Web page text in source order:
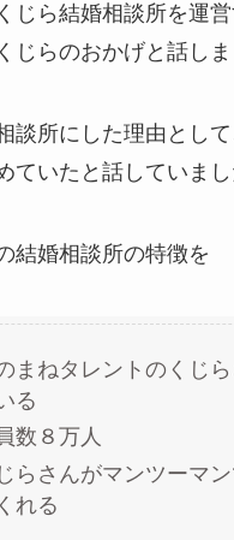
じら結婚相談所を運
じらのおかげと話しま
談所にした理由とし
ていたと話していまし
結婚相談所の特徴を
まねタレントのくじ
る
数８万人
らさんがマンツーマ
れる